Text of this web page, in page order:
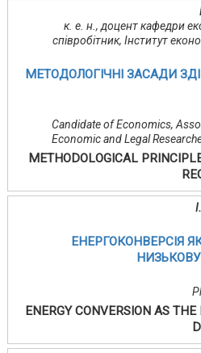
к. е. н., доцент кафедри
співробітник, Інститут
МЕТОДОЛОГІЧНІ ЗАСАДИ
Candidate of Economics,
Economic and Legal
METHODOLOGICAL
ЕНЕРГОКОНВЕРСІЯ
ENERGY CONVERSION AS